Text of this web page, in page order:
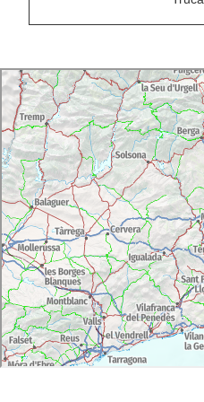
Començar el dia sota
les Mines de Cercs, a la
important de Catalunya.
mateix, segueix les
l'impressionant jaciment
Després continua
Centre Eqüestre
rutes per la comarca. I ara,
perquè el pantà de la
pescar truites (o almenys
de Pesca Pedret i ho
Fuives, pots visitar la
gran del món i comprar
de burra. I, sens dubte, la
aquesta jornada és
Dia 6
Berga-Rialb
No podem acabar aquest